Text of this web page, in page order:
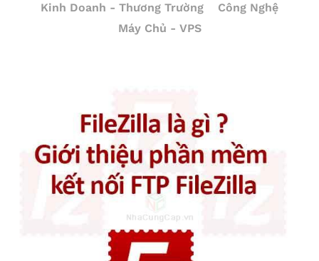
Kinh Doanh - Thương Trường
Công Nghệ
Máy Chủ - VPS